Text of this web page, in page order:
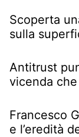
Scoperta
sulla
Antitrust
vicenda
Francesco
e l’eredità